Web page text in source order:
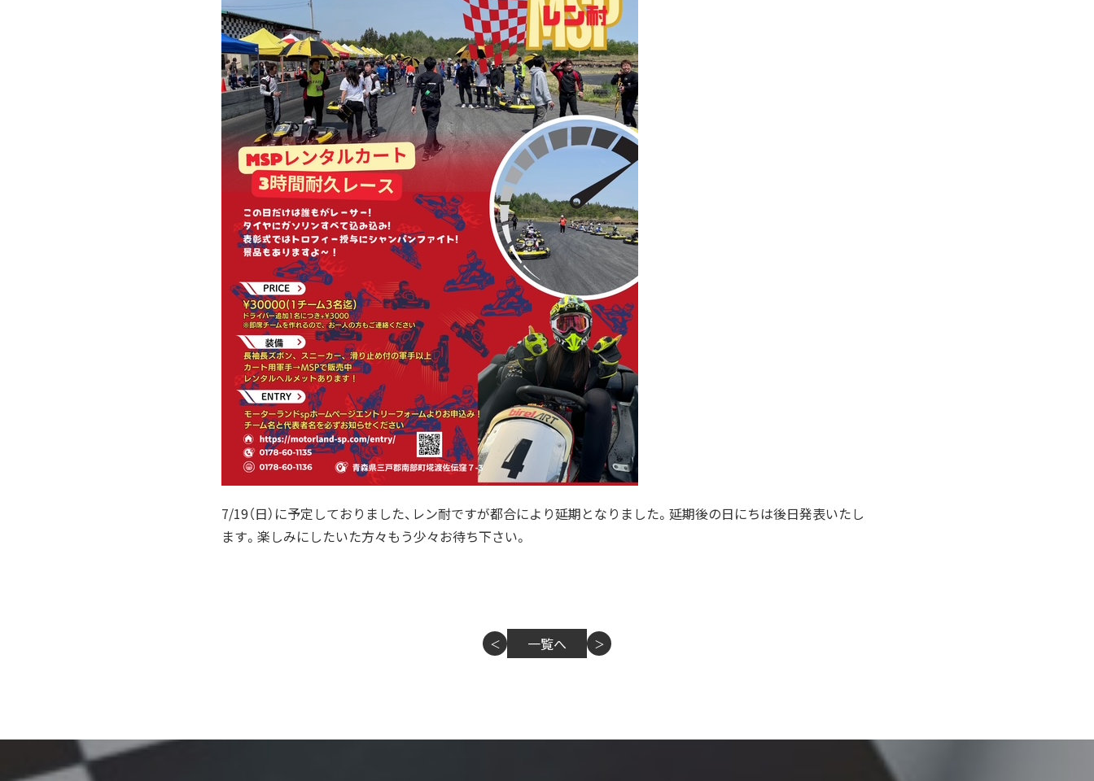
7/19（日）に予定しておりました、レン耐ですが都合により延期となりました。延期後の日にちは後日発表いたし
ます。楽しみにしたいた方々もう少々お待ち下さい。
＜ 一覧へ ＞